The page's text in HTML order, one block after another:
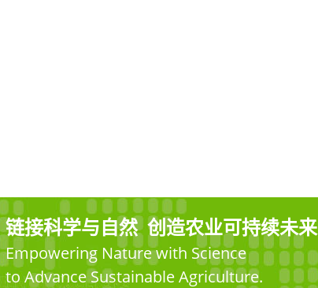
链接科学与自然 创造农业可持续未来
Empowering Nature with Science
to Advance Sustainable Agriculture.